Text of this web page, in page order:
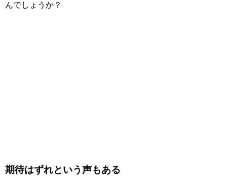
んでしょうか？
期待はずれという声もある